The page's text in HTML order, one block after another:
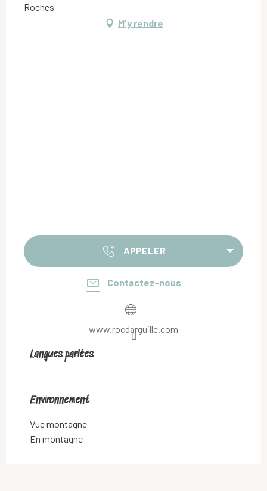
Roches
M'y rendre
APPELER
Contactez-nous
www.rocdarguille.com
Langues parlées
Langues parlées
Environnement
Environnement
Vue montagne
En montagne